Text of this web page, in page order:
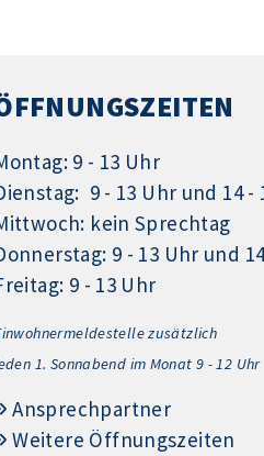
9 - 13 Uhr
9 - 13 Uhr und 14 -
kein Sprechtag
9 - 13 Uhr und
9 - 13 Uhr
zusätzlich
1. Sonnabend im Monat 9 - 12 Uhr
Ansprechpartner
Weitere Öffnungszeiten